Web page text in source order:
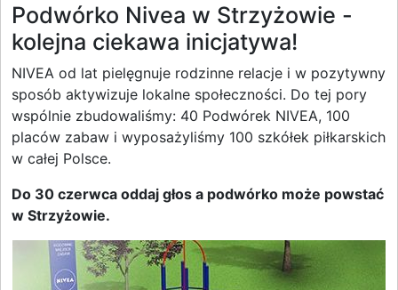
Podwórko Nivea w Strzyżowie -
kolejna ciekawa inicjatywa!
NIVEA od lat pielęgnuje rodzinne relacje i w pozytywny
sposób aktywizuje lokalne społeczności. Do tej pory
wspólnie zbudowaliśmy: 40 Podwórek NIVEA, 100
placów zabaw i wyposażyliśmy 100 szkółek piłkarskich
w całej Polsce.
Do 30 czerwca oddaj głos a podwórko może powstać
w Strzyżowie.